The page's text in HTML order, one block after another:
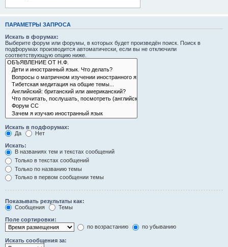
ПАРАМЕТРЫ ЗАПРОСА
Искать в форумах:
Выберите форум или форумы, в которых будет произведён поиск. Поиск в
подфорумах производится автоматически, если вы не отключили
соответствующую опцию ниже.
Искать в подфорумах:
Да
Нет
Искать:
В названиях тем и текстах сообщений
Только в текстах сообщений
Только по названию темы
Только в первом сообщении темы
Показывать результаты как:
Сообщения
Темы
Поле сортировки:
по возрастанию
по убыванию
Искать сообщения за: